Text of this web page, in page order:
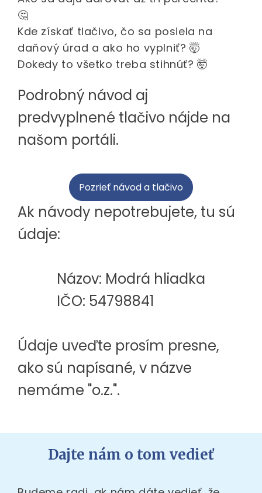
🤔
Kde získať tlačivo, čo sa posiela na
daňový úrad a ako ho vyplniť? 🤯
Dokedy to všetko treba stihnúť? 🤯
Podrobný návod aj
predvyplnené tlačivo nájde na
našom portáli.
Pozrieť návod a tlačivo
Ak návody nepotrebujete, tu sú
údaje:
Názov: Modrá hliadka
IČO: 54798841
Údaje uveďte prosím presne,
ako sú napísané, v názve
nemáme "o.z.".
Dajte nám o tom vedieť